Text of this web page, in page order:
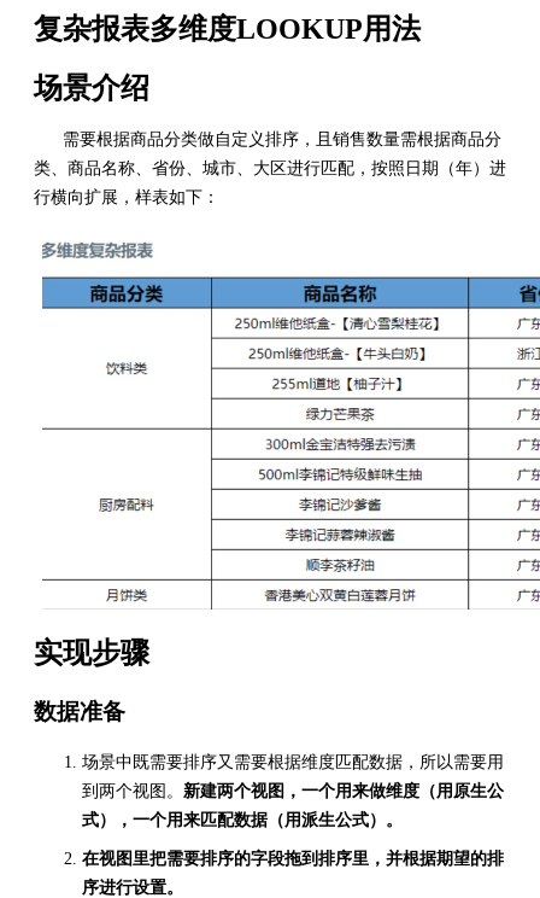
复杂报表多维度LOOKUP用法
场景介绍
需要根据商品分类做自定义排序，且销售数量需根据商品分
类、商品名称、省份、城市、大区进行匹配，按照日期（年）进
行横向扩展，样表如下：
实现步骤
数据准备
场景中既需要排序又需要根据维度匹配数据，所以需要用
到两个视图。 新建两个视图，一个用来做维度（用原生公
式），一个用来匹配数据（用派生公式）。
在视图里把需要排序的字段拖到排序里，并根据期望的排
序进行设置。